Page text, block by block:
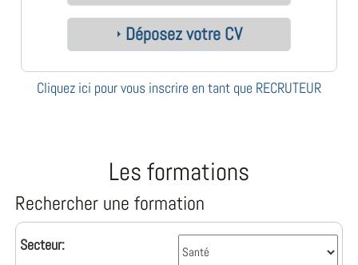
Déposez votre CV
Cliquez ici pour vous inscrire en tant que RECRUTEUR
Les formations
Rechercher une formation
Secteur: